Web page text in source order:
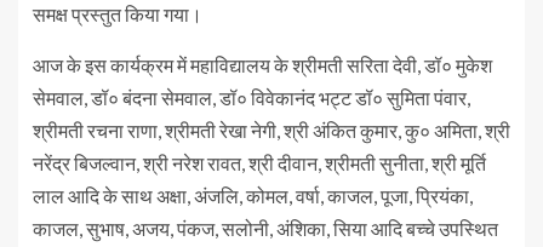
समक्ष प्रस्तुत किया गया।
आज के इस कार्यक्रम में महाविद्यालय के श्रीमती सरिता देवी, डॉ० मुकेश
सेमवाल, डॉ० बंदना सेमवाल, डॉ० विवेकानंद भट्ट डॉ० सुमिता पंवार,
श्रीमती रचना राणा, श्रीमती रेखा नेगी, श्री अंकित कुमार, कु० अमिता, श्री
नरेंद्र बिजल्वान, श्री नरेश रावत, श्री दीवान, श्रीमती सुनीता, श्री मूर्ति
लाल आदि के साथ अक्षा, अंजलि, कोमल, वर्षा, काजल, पूजा, प्रियंका,
काजल, सुभाष, अजय, पंकज, सलोनी, अंशिका, सिया आदि बच्चे उपस्थित